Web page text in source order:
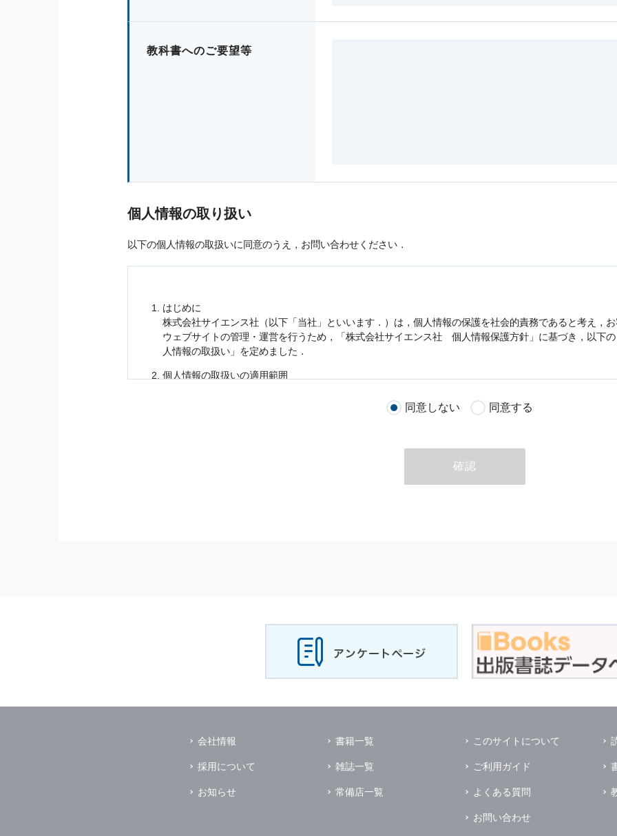
教科書へのご要望等
個人情報の取り扱い
以下の個人情報の取扱いに同意のうえ，お問い合わせください．
はじめに
株式会社サイエンス社（以下「当社」といいます．）は，個人情報の保護を社会的責務であると考え，
ウェブサイトの管理・運営を行うため，「株式会社サイエンス社 個人情報保護方針」に基づき，以下
人情報の取扱い」を定めました．
個人情報の取扱いの適用範囲
個人情報 個人情報
の他に，以下の各号に定める目的のために利用することがあります．
本サービスの提供または以下に定める目的以外に，当社はお客様の個人情報利用することはありません．
の正確性及び安全性を確保する為，個人情報へのアクセス管理，持ち出し手段の制限，
破壊，改ざんなどに対しては，合理的な安全対策を講じるとともに，万一，漏洩等個人情報に関する事
を含む適切な対策を速やかに講じます．
の預託について
その場合は，業務委託先の適切な管理及び監督を行います．
個人情報の第三者への開示
当社は，個人情報 を本人の許可無く他の事業者や個人などの第三者に提供および公開することはありま
ただし，以下に該当する場合はその限りではありません．
（1） 情報提供について本人の同意がある場合
を開示する場合．ただし，この場合に開示
同意しない 同意する
確認
会社情報
採用について
お知らせ
書籍一覧
雑誌一覧
常備店一覧
このサイトについて
ご利用ガイド
よくある質問
お問い合わせ